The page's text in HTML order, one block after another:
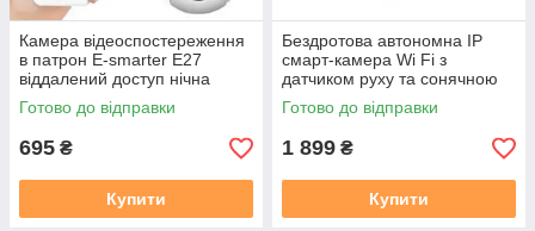
Камера відеоспостереження
в патрон E-smarter E27
віддалений доступ нічна
зйомка визначення руху 4
МП
Готово до відправки
695 ₴
Купити
Бездротова автономна IP
смарт-камера Wi Fi з
датчиком руху та сонячною
батареєю 2 MP IP Solar APP
ICSEE
Готово до відправки
1 899 ₴
Купити